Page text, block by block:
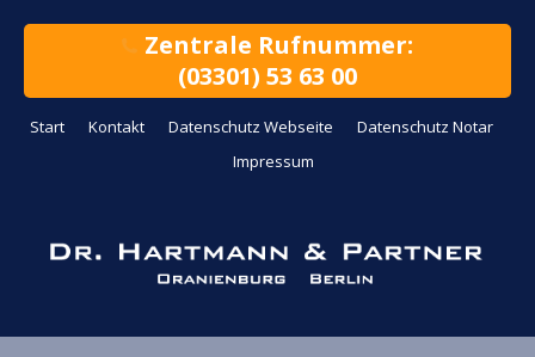
Zentrale Rufnummer:
(03301) 53 63 00
Start Kontakt Datenschutz Webseite
Datenschutz Notar
Impressum